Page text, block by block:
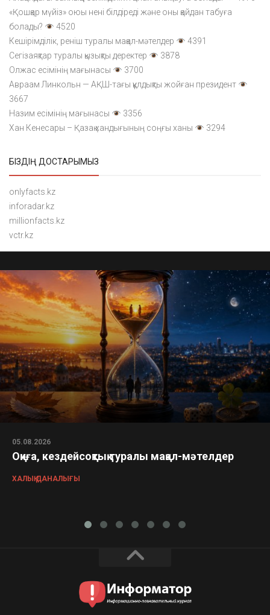
«Қошқар мүйіз» оюы нені білдіреді және оны қайдан табуға
болады?
4520
Кешірімділік, реніш туралы мақал-мәтелдер
4391
Сегізаяқтар туралы қызықты деректер
3878
Олжас есімінің мағынасы
3700
Авраам Линкольн — АҚШ-тағы құлдықты жойған президент
3667
Назим есімінің мағынасы
3356
Хан Кенесары – Қазақ хандығының соңғы ханы
3294
БІЗДІҢ ДОСТАРЫМЫЗ
onlyfacts.kz
inforadar.kz
millionfacts.kz
vctr.kz
05.08.2026
Оқиға, кездейсоқтық туралы мақал-мәтелдер
ХАЛЫҚ ДАНАЛЫҒЫ